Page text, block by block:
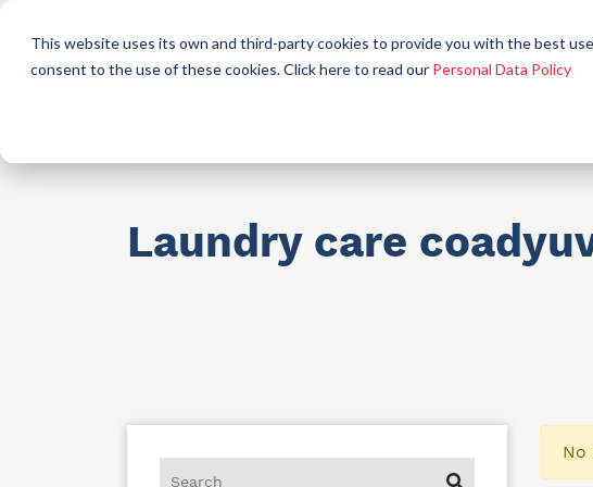
This website uses its own and third-party cookies to provide you with the best
consent to the use of these cookies. Click here to read our Personal Data Policy
are
Laundry care
No